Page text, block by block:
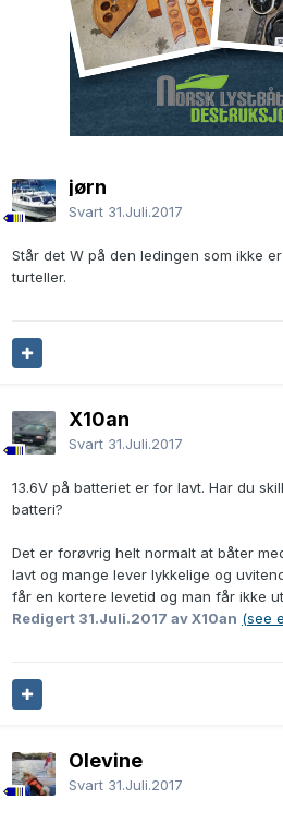
jørn
Svart 31.Juli.2017
Står det W på den ledingen som ikke
turteller.
X10an
Svart 31.Juli.2017
13.6V på batteriet er for lavt. Har du
batteri?
Det er forøvrig helt normalt at båter
lavt og mange lever lykkelige og
får en kortere levetid og man får ikke
Redigert 31.Juli.2017 av X10an (see
Olevine
Svart 31.Juli.2017